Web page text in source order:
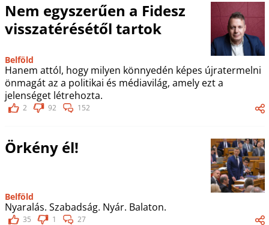
Nem egyszerűen a Fidesz
visszatérésétől tartok
Belföld
Hanem attól, hogy milyen könnyedén képes újratermelni
önmagát az a politikai és médiavilág, amely ezt a
jelenséget létrehozta.
2 92 152
Örkény él!
Belföld
Nyaralás. Szabadság. Nyár. Balaton.
35 1 27